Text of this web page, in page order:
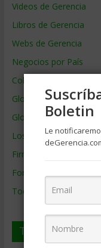
Videos de Gerencia
Libros de Gerencia
Webs de Gerencia
Negocios por País
Colaboradores de
Glosario
Glosario Inglés –
Los mejores MBA
Firmas de Gerencia
Formación de Gerencia
Todos los Temas
Temas de
Boletin
Le